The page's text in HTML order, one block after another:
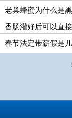
老巢蜂蜜为什么是
香肠灌好后可以直
春节法定带薪假是